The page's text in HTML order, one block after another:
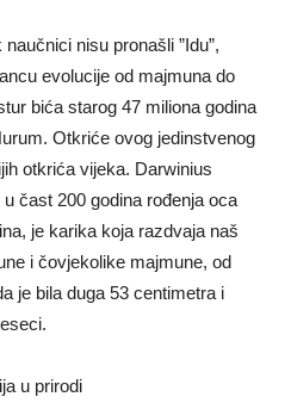
nisu pronašli ”Idu”,
evolucije od majmuna do
bića starog 47 miliona godina
Otkriće ovog jedinstvenog
otkrića vijeka. Darwinius
čast 200 godina rođenja oca
je karika koja razdvaja naš
i čovjekolike majmune, od
je bila duga 53 centimetra i
u prirodi